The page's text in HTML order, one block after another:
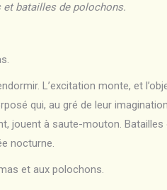
batailles de polochons.
L’excitation monte, et
qui, au gré de leur
jouent à saute-mouton.
nocturne.
et aux polochons.